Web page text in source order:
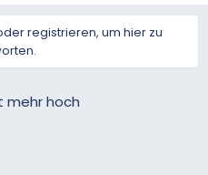
registrieren, um hier zu
mehr hoch